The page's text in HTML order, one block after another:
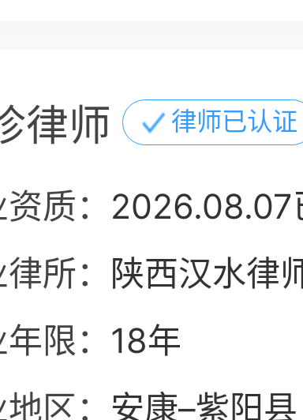
律师 律师已认证
质： 2026.08.07
所：
陕西汉水律
限： 18年
区： 安康–紫阳县